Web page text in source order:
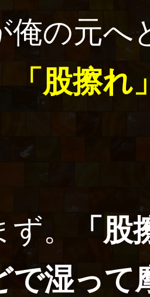
俺の元へ
「股擦れ
。
「
で湿って